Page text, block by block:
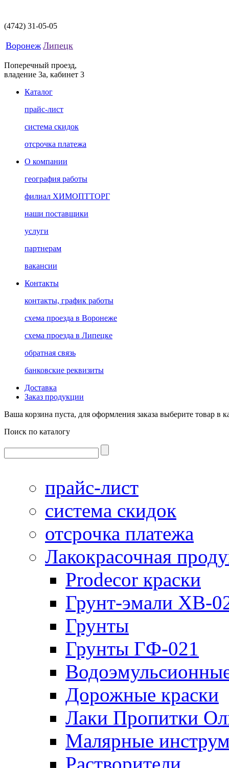
(4742) 31-05-05
Воронеж Липецк
Поперечный проезд,
владение 3а, кабинет 3
Каталог
прайс-лист
система скидок
отсрочка платежа
О компании
география работы
филиал ХИМОПТТОРГ
наши поставщики
услуги
партнерам
вакансии
Контакты
контакты, график работы
схема проезда в Воронеже
схема проезда в Липецке
обратная связь
банковские реквизиты
Доставка
Заказ продукции
Ваша корзина пуста, для оформления заказа выберите товар в
Поиск по каталогу
прайс-лист
система скидок
отсрочка платежа
Лакокрасочная
Prodecor краски
Грунт-эмали ХВ-
Грунты
Грунты ГФ-021
Дорожные краски
Лаки Пропитки
Малярные